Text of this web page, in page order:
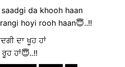
da khooh haan
hoyi rooh haan😇..!!
ਦਾ ਖੂਹ ਹਾਂ
ਹਾਂ😇..!!